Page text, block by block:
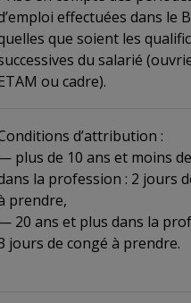
effectuées dans le
que soient les
du salarié
ou cadre).
d’attribution :
plus de 10 ans et moins
la profession : 2 jours
prendre,
20 ans et plus dans la
jours de congé à prendre.